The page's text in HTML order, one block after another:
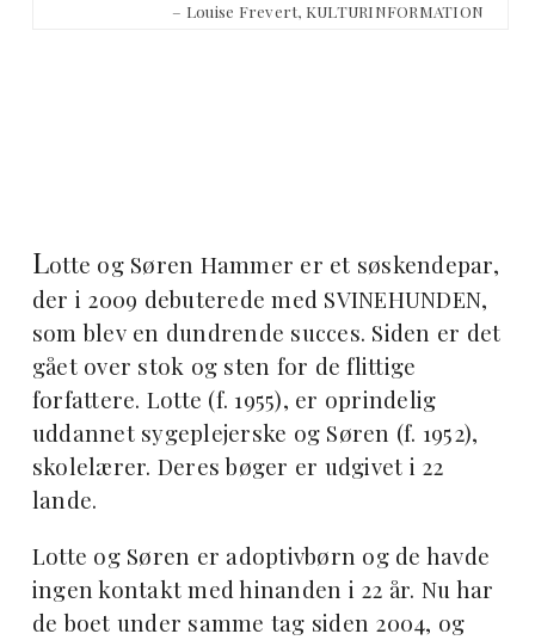
– Louise Frevert, KULTURINFORMATION
Lotte og Søren Hammer er et søskendepar,
der i 2009 debuterede med SVINEHUNDEN,
som blev en dundrende succes. Siden er det
gået over stok og sten for de flittige
forfattere. Lotte (f. 1955), er oprindelig
uddannet sygeplejerske og Søren (f. 1952),
skolelærer. Deres bøger er udgivet i 22
lande.
Lotte og Søren er adoptivbørn og de havde
ingen kontakt med hinanden i 22 år. Nu har
de boet under samme tag siden 2004, og